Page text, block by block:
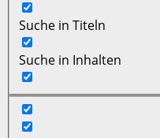
Suche in Titeln
Suche in Inhalten